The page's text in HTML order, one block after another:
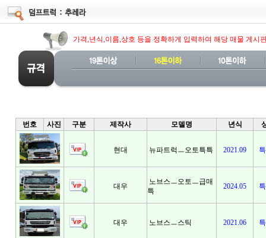
가격,년식,이름,상호 등을 정확하게 입력하여 해당 매물 게시
번호 사진 구분 제작사 모델명 년식
현대 뉴파트럭ㅡ오토특특 2021.09
대우
노브스ㅡ오토ㅡ급매
특
2024.05
대우 노브스ㅡ스틱 2021.06